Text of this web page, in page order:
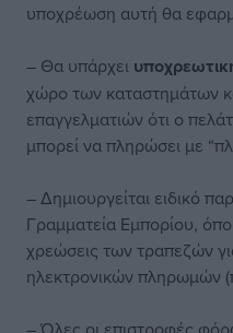
υποχρέωση αυτή θα
– Θα υπάρχει
χώρο των καταστημάτων
επαγγελματιών ότι ο
μπορεί να πληρώσει με
– Δημιουργείται ειδικό
Γραμματεία Εμπορίου,
χρεώσεις των τραπεζών
ηλεκτρονικών πληρωμών